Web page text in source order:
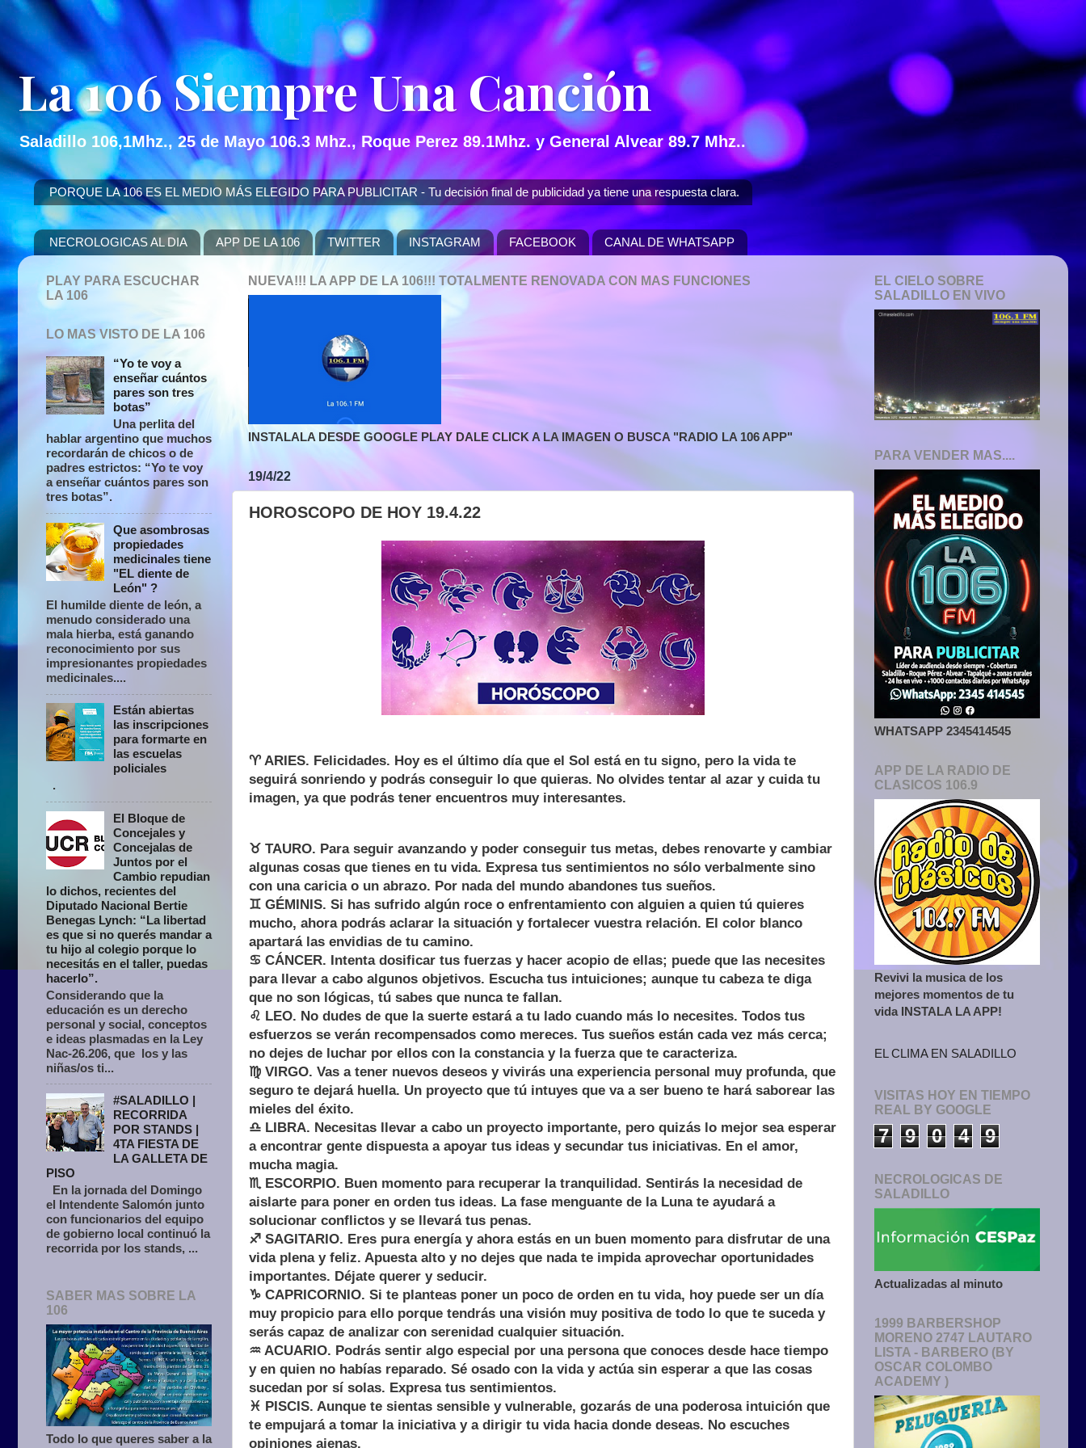
La 106 Siempre Una Canción
Saladillo 106,1Mhz., 25 de Mayo 106.3 Mhz., Roque Perez 89.1Mhz. y General Alvear 89.7 Mhz..
PORQUE LA 106 ES EL MEDIO MÁS ELEGIDO PARA PUBLICITAR - Tu decisión final de publicidad ya tiene una respuesta clara.
NECROLOGICAS AL DIA APP DE LA 106 TWITTER INSTAGRAM FACEBOOK CANAL DE WHATSAPP
NUEVA!!! LA APP DE LA 106!!! TOTALMENTE RENOVADA CON MAS FUNCIONES
INSTALALA DESDE GOOGLE PLAY DALE CLICK A LA IMAGEN O BUSCA "RADIO LA 106 APP"
19/4/22
HOROSCOPO DE HOY 19.4.22
♈ ARIES. Felicidades. Hoy es el último día que el Sol está en tu signo, pero la vida te
seguirá sonriendo y podrás conseguir lo que quieras. No olvides tentar al azar y cuida tu
imagen, ya que podrás tener encuentros muy interesantes.
♉ TAURO. Para seguir avanzando y poder conseguir tus metas, debes renovarte y cambiar
algunas cosas que tienes en tu vida. Expresa tus sentimientos no sólo verbalmente sino
con una caricia o un abrazo. Por nada del mundo abandones tus sueños.
♊ GÉMINIS. Si has sufrido algún roce o enfrentamiento con alguien a quien tú quieres
mucho, ahora podrás aclarar la situación y fortalecer vuestra relación. El color blanco
apartará las envidias de tu camino.
♋ CÁNCER. Intenta dosificar tus fuerzas y hacer acopio de ellas; puede que las necesites
para llevar a cabo algunos objetivos. Escucha tus intuiciones; aunque tu cabeza te diga
que no son lógicas, tú sabes que nunca te fallan.
♌ LEO. No dudes de que la suerte estará a tu lado cuando más lo necesites. Todos tus
esfuerzos se verán recompensados como mereces. Tus sueños están cada vez más cerca;
no dejes de luchar por ellos con la constancia y la fuerza que te caracteriza.
♍ VIRGO. Vas a tener nuevos deseos y vivirás una experiencia personal muy profunda, que
seguro te dejará huella. Un proyecto que tú intuyes que va a ser bueno te hará saborear las
mieles del éxito.
♎ LIBRA. Necesitas llevar a cabo un proyecto importante, pero quizás lo mejor sea esperar
a encontrar gente dispuesta a apoyar tus ideas y secundar tus iniciativas. En el amor,
mucha magia.
♏ ESCORPIO. Buen momento para recuperar la tranquilidad. Sentirás la necesidad de
aislarte para poner en orden tus ideas. La fase menguante de la Luna te ayudará a
solucionar conflictos y se llevará tus penas.
♐ SAGITARIO. Eres pura energía y ahora estás en un buen momento para disfrutar de una
vida plena y feliz. Apuesta alto y no dejes que nada te impida aprovechar oportunidades
importantes. Déjate querer y seducir.
♑ CAPRICORNIO. Si te planteas poner un poco de orden en tu vida, hoy puede ser un día
muy propicio para ello porque tendrás una visión muy positiva de todo lo que te suceda y
serás capaz de analizar con serenidad cualquier situación.
♒ ACUARIO. Podrás sentir algo especial por una persona que conoces desde hace tiempo
y en quien no habías reparado. Sé osado con la vida y actúa sin esperar a que las cosas
sucedan por sí solas. Expresa tus sentimientos.
♓ PISCIS. Aunque te sientas sensible y vulnerable, gozarás de una poderosa intuición que
te empujará a tomar la iniciativa y a dirigir tu vida hacia donde deseas. No escuches
opiniones ajenas.
PLAY PARA ESCUCHAR
LA 106
LO MAS VISTO DE LA 106
“Yo te voy a
enseñar cuántos
pares son tres
botas”
Una perlita del
hablar argentino que muchos
recordarán de chicos o de
padres estrictos: “Yo te voy
a enseñar cuántos pares son
tres botas”.
Que asombrosas
propiedades
medicinales tiene
"EL diente de
León" ?
El humilde diente de león, a
menudo considerado una
mala hierba, está ganando
reconocimiento por sus
impresionantes propiedades
medicinales....
Están abiertas
las inscripciones
para formarte en
las escuelas
policiales
.
El Bloque de
Concejales y
Concejalas de
Juntos por el
Cambio repudian
lo dichos, recientes del
Diputado Nacional Bertie
Benegas Lynch: “La libertad
es que si no querés mandar a
tu hijo al colegio porque lo
necesitás en el taller, puedas
hacerlo”.
Considerando que la
educación es un derecho
personal y social, conceptos
e ideas plasmadas en la Ley
Nac-26.206, que los y las
niñas/os ti...
#SALADILLO |
RECORRIDA
POR STANDS |
4TA FIESTA DE
LA GALLETA DE
PISO
En la jornada del Domingo
el Intendente Salomón junto
con funcionarios del equipo
de gobierno local continuó la
recorrida por los stands, ...
SABER MAS SOBRE LA
106
Todo lo que queres saber a la
EL CIELO SOBRE
SALADILLO EN VIVO
PARA VENDER MAS....
WHATSAPP 2345414545
APP DE LA RADIO DE
CLASICOS 106.9
Revivi la musica de los
mejores momentos de tu
vida INSTALA LA APP!
EL CLIMA EN SALADILLO
VISITAS HOY EN TIEMPO
REAL BY GOOGLE
7 9 0 4 9
NECROLOGICAS DE
SALADILLO
Actualizadas al minuto
1999 BARBERSHOP
MORENO 2747 LAUTARO
LISTA - BARBERO (BY
OSCAR COLOMBO
ACADEMY )